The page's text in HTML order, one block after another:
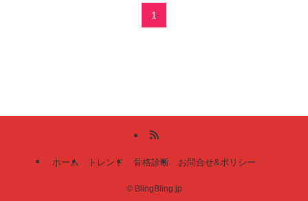
1
ホーム トレンド 骨格診断 お問合せ&ポリシー
©BlingBling.jp